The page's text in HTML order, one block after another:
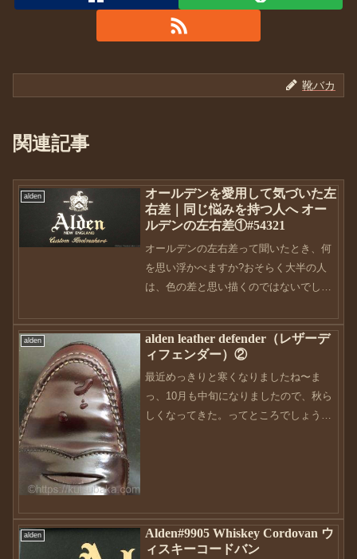
靴バカ
関連記事
alden
オールデンを愛用して気づいた左
右差｜同じ悩みを持つ人へ オー
ルデンの左右差①#54321
オールデンの左右差って聞いたとき、何
を思い浮かべますか?おそらく大半の人
は、色の差と思い描くのではないでしょ
も、これはあるある事項です。ただ、色
の差であるならば、クリームを塗り込ん
だり、最悪｢革染｣も視野...
alden
alden leather defender（レザーデ
ィフェンダー）②
最近めっきりと寒くなりましたね〜ま
っ、10月も中旬になりましたので、秋ら
しくなってきた。ってところでしょう
alden
Alden#9905 Whiskey Cordovan ウ
ィスキーコードバン